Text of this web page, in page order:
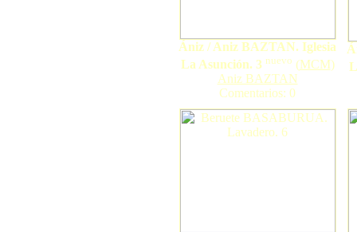
Ániz / Aniz BAZTAN. Iglesia
La Asunción. 3 nuevo (MCM)
Aniz BAZTAN
Comentarios: 0